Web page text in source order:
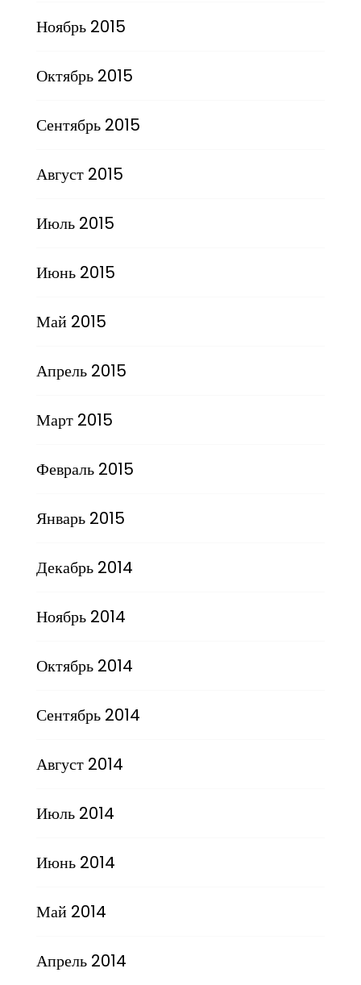
Ноябрь 2015
Октябрь 2015
Сентябрь 2015
Август 2015
Июль 2015
Июнь 2015
Май 2015
Апрель 2015
Март 2015
Февраль 2015
Январь 2015
Декабрь 2014
Ноябрь 2014
Октябрь 2014
Сентябрь 2014
Август 2014
Июль 2014
Июнь 2014
Май 2014
Апрель 2014